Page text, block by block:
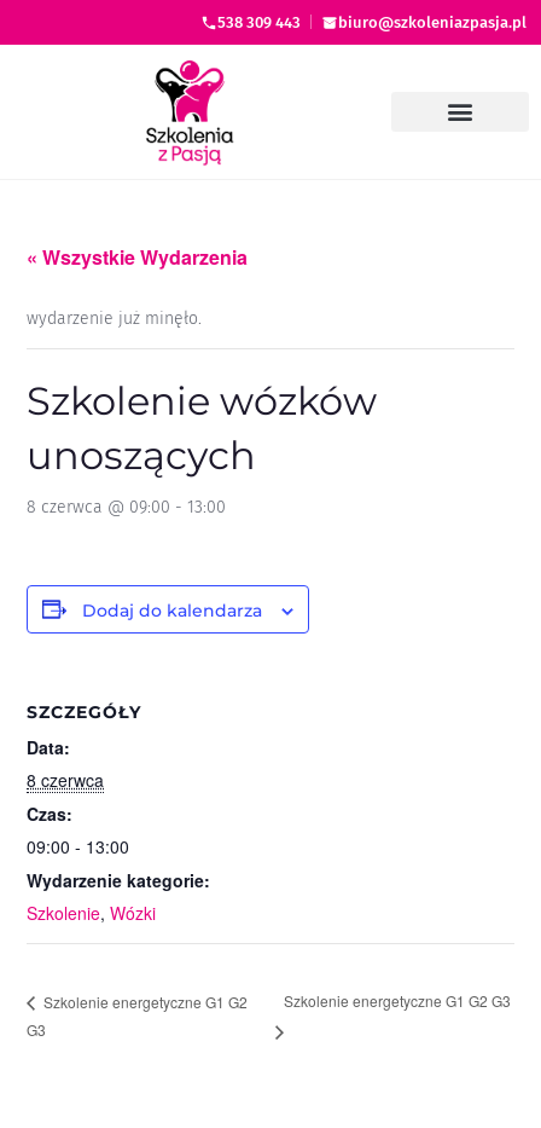
538 309 443 biuro@szkoleniazpasja.pl
« Wszystkie Wydarzenia
wydarzenie już minęło.
Szkolenie wózków
unoszących
8 czerwca @ 09:00 - 13:00
Dodaj do kalendarza
SZCZEGÓŁY
Data:
8 czerwca
Czas:
09:00 - 13:00
Wydarzenie kategorie:
Szkolenie,Wózki
Szkolenie energetyczne G1 G2
G3
Szkolenie energetyczne G1 G2 G3